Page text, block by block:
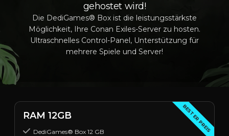
gehostet wird!
Die DediGames® Box ist die leistungsstärkste
Möglichkeit, Ihre Conan Exiles-Server zu hosten.
Ultraschnelles Control-Panel, Unterstützung für
mehrere Spiele und Server!
BESTER PREIS
RAM 12GB
DediGames® Box 12 GB